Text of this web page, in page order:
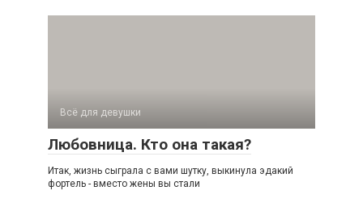
Всё для девушки
Любовница. Кто она такая?
Итак, жизнь сыграла с вами шутку, выкинула эдакий
фортель - вместо жены вы стали